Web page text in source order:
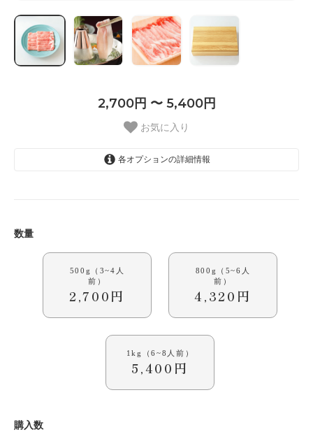
2,700円 〜 5,400円
お気に入り
各オプションの詳細情報
1kg（6~8人前）
数量
500g（3~4人
前）
2,700円
800g（5~6人
前）
4,320円
1kg（6~8人前）
5,400円
購入数